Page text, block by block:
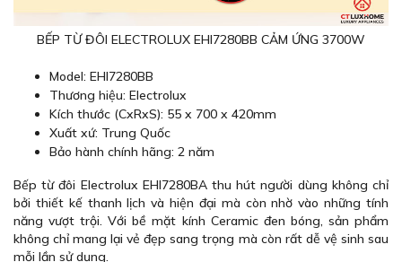
BẾP TỪ ĐÔI ELECTROLUX EHI7280BB CẢM ỨNG 3700W
Model: EHI7280BB
Thương hiệu: Electrolux
Kích thước (CxRxS): 55 x 700 x 420mm
Xuất xứ: Trung Quốc
Bảo hành chính hãng: 2 năm
Bếp từ đôi Electrolux EHI7280BA thu hút người dùng không chỉ
bởi thiết kế thanh lịch và hiện đại mà còn nhờ vào những tính
năng vượt trội. Với bề mặt kính Ceramic đen bóng, sản phẩm
không chỉ mang lại vẻ đẹp sang trọng mà còn rất dễ vệ sinh sau
mỗi lần sử dụng.